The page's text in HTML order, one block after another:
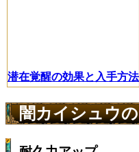
潜在覚醒の効果と入手方法
闇カイシュウ